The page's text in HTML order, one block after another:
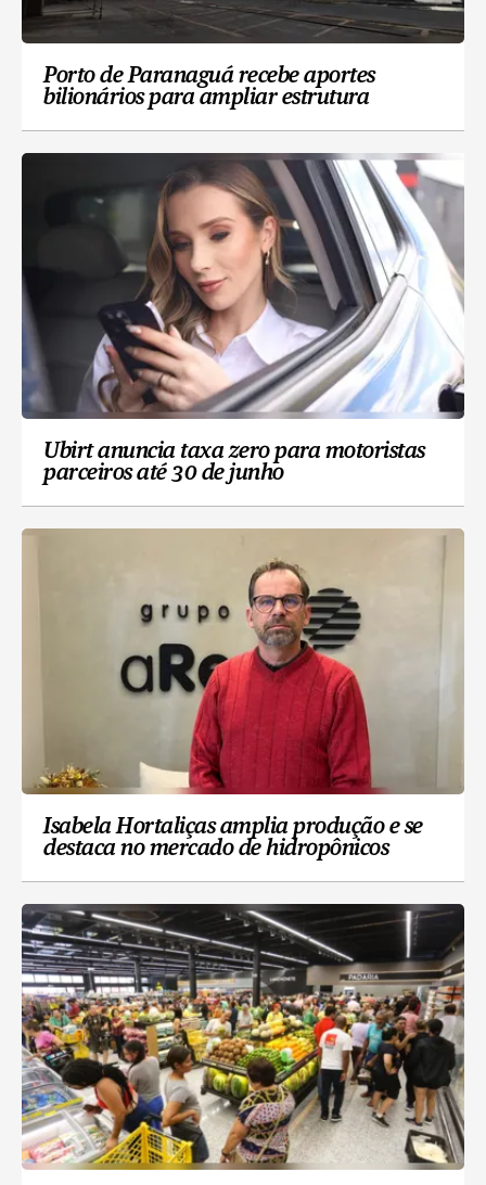
Porto de Paranaguá recebe aportes
bilionários para ampliar estrutura
Ubirt anuncia taxa zero para motoristas
parceiros até 30 de junho
Isabela Hortaliças amplia produção e se
destaca no mercado de hidropônicos